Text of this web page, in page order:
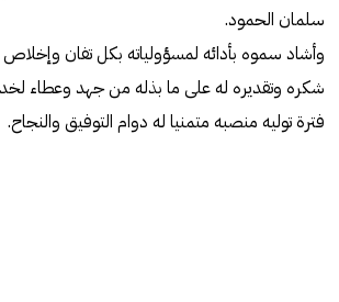
سلمان الحمود.
وأشاد سموه بأدائه لمسؤولياته بكل تفان
شكره وتقديره له على ما بذله من جهد وعطاء
فترة توليه منصبه متمنيا له دوام التوفيق والنجاح.